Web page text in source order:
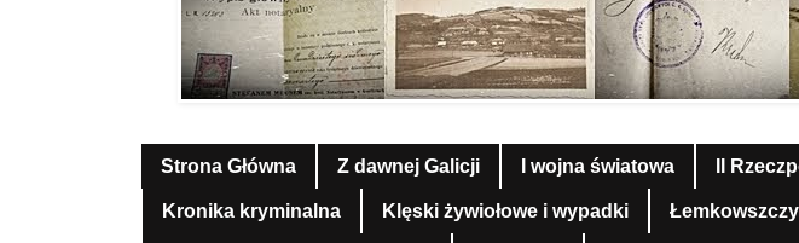
Strona Główna Z dawnej Galicji I wojna światowa II
Kronika kryminalna Klęski żywiołowe i wypadki